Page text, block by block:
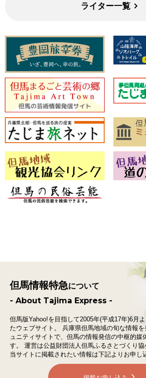
ライター一覧
但馬情報特急について
- About Tajima Express -
但馬版Yahoo!を目指して2005年(平成17年)6月
たウェブサイト。
兵庫県但馬地域の旬な情報を
ュニティサイトで、 但馬の情報発信の中枢的媒
す。
運営は公益財団法人但馬ふるさとづくり協
当サイトに掲載されたい情報は下記よりお申し